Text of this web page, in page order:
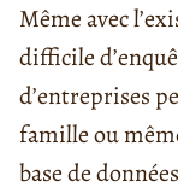
Même avec
difficile
d’entreprises
famille ou
base de